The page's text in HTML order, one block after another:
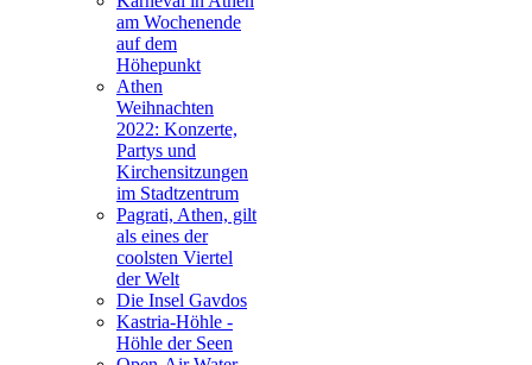
am Wochenende
auf dem
Höhepunkt
Athen
Weihnachten
2022: Konzerte,
Partys und
Kirchensitzungen
im Stadtzentrum
Pagrati, Athen, gilt
als eines der
coolsten Viertel
der Welt
Die Insel Gavdos
Kastria-Höhle -
Höhle der Seen